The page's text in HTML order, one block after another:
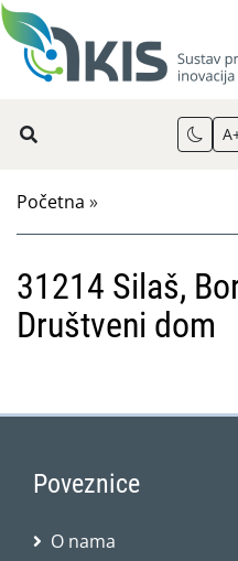
Početna »
31214 Silaš,
Društveni dom
Poveznice
O nama